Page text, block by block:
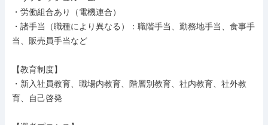
・労働組合あり（電機連合）
・諸手当（職種により異なる）：職階手当、勤務地手当、食事手
当、販売員手当など
【教育制度】
・新入社員教育、職場内教育、階層別教育、社内教育、社外教
育、自己啓発